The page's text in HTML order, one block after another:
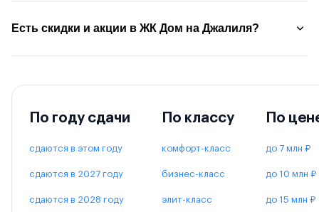
Есть скидки и акции в ЖК Дом на Джалиля?
По году сдачи
сдаются в этом году
сдаются в 2027 году
сдаются в 2028 году
По классу
комфорт-класс
бизнес-класс
элит-класс
По
до 7 млн ₽
до 10 млн ₽
до 15 млн ₽